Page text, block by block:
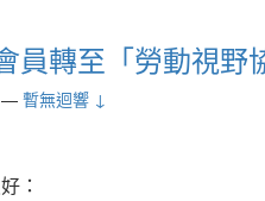
員轉至「勞動視野
— 暫無迴響 ↓
：